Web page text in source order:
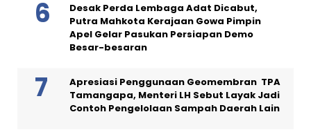
Desak Perda Lembaga Adat Dicabut,
Putra Mahkota Kerajaan Gowa Pimpin
Apel Gelar Pasukan Persiapan Demo
Besar-besaran
Apresiasi Penggunaan Geomembran TPA
Tamangapa, Menteri LH Sebut Layak Jadi
Contoh Pengelolaan Sampah Daerah Lain